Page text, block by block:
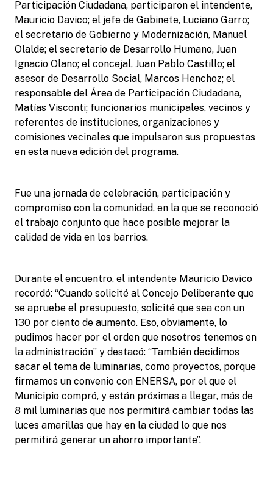
Participación Ciudadana, participaron el intendente,
Mauricio Davico; el jefe de Gabinete, Luciano Garro;
el secretario de Gobierno y Modernización, Manuel
Olalde; el secretario de Desarrollo Humano, Juan
Ignacio Olano; el concejal, Juan Pablo Castillo; el
asesor de Desarrollo Social, Marcos Henchoz; el
responsable del Área de Participación Ciudadana,
Matías Visconti; funcionarios municipales, vecinos y
referentes de instituciones, organizaciones y
comisiones vecinales que impulsaron sus propuestas
en esta nueva edición del programa.
Fue una jornada de celebración, participación y
compromiso con la comunidad, en la que se reconoció
el trabajo conjunto que hace posible mejorar la
calidad de vida en los barrios.
Durante el encuentro, el intendente Mauricio Davico
recordó: “Cuando solicité al Concejo Deliberante que
se apruebe el presupuesto, solicité que sea con un
130 por ciento de aumento. Eso, obviamente, lo
pudimos hacer por el orden que nosotros tenemos en
la administración” y destacó: “También decidimos
sacar el tema de luminarias, como proyectos, porque
firmamos un convenio con ENERSA, por el que el
Municipio compró, y están próximas a llegar, más de
8 mil luminarias que nos permitirá cambiar todas las
luces amarillas que hay en la ciudad lo que nos
permitirá generar un ahorro importante”.